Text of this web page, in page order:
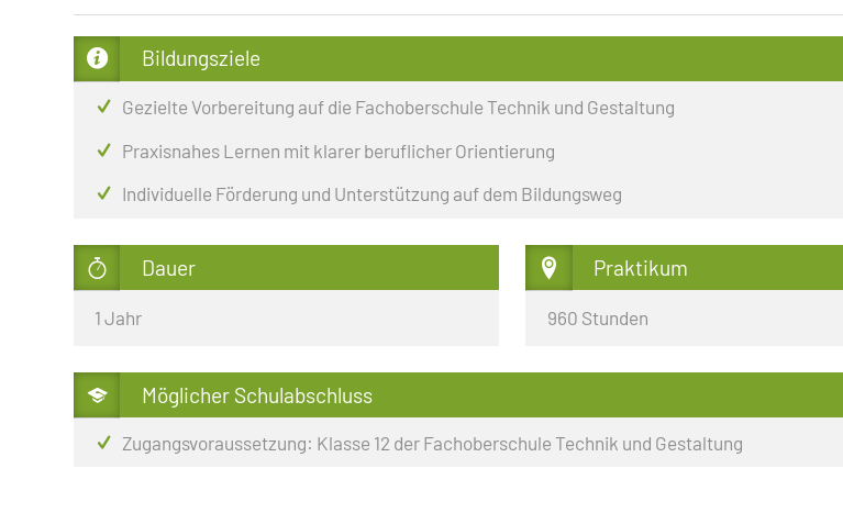
UNSERE PARTNER
UNSERE VR-EXPERTEN
BERUFSFACHSCHULE CREATEC
FACHOBERSCHULE TECHNIK & GESTALTUNG FACHOBERSCHULE KLASSE 11
BERUFSFACHSCHULE
ZWEIJÄHRIGE FACHSCHULE TECHNIK
INTERN
SCHULSOZIALARBEIT
BAUWAS
Bildungsziele
Gezielte Vorbereitung auf die Fachoberschule Technik und Gestaltung
Praxisnahes Lernen mit klarer beruflicher Orientierung
Individuelle Förderung und Unterstützung auf dem Bildungsweg
Dauer
1 Jahr
Praktikum
960 Stunden
Möglicher Schulabschluss
Zugangsvoraussetzung: Klasse 12 der Fachoberschule Technik und Gestaltung